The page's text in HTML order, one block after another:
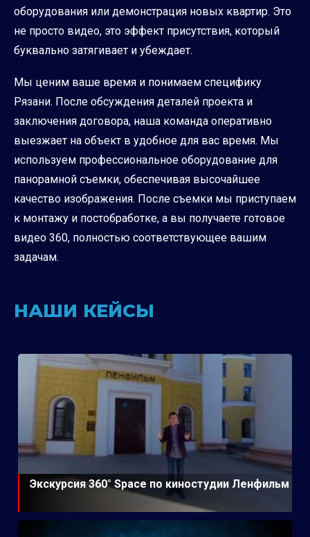
оборудования или демонстрация новых квартир. Это
не просто видео, это эффект присутствия, который
буквально затягивает и убеждает.
Мы ценим ваше время и понимаем специфику
Рязани. После обсуждения деталей проекта и
заключения договора, наша команда оперативно
выезжает на объект в удобное для вас время. Мы
используем профессиональное оборудование для
панорамной съемки, обеспечивая высочайшее
качество изображения. После съемки мы приступаем
к монтажу и постобработке, а вы получаете готовое
видео 360, полностью соответствующее вашим
задачам.
НАШИ КЕЙСЫ
Экскурсия 360° Space по киностудии Ленфильм